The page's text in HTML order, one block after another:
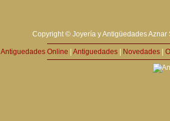
Copyright © Joyería y Antigüedades
Antiguedades Online Antiguedades Novedades